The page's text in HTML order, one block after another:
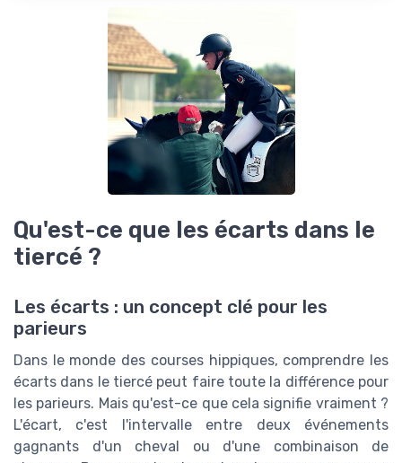
Qu'est-ce que les écarts dans le
tiercé ?
Les écarts : un concept clé pour les
parieurs
Dans le monde des courses hippiques, comprendre les
écarts dans le tiercé peut faire toute la différence pour
les parieurs. Mais qu'est-ce que cela signifie vraiment ?
L'écart, c'est l'intervalle entre deux événements
gagnants d'un cheval ou d'une combinaison de